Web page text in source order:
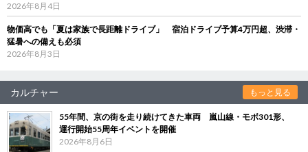
2026年8月4日
物価高でも「夏は家族で長距離ドライブ」 宿泊ドライブ予算4万円超、渋滞・
猛暑への備えも必須
2026年8月3日
カルチャー もっと見る
55年間、京の街を走り続けてきた車両 嵐山線・モボ301形、
運行開始55周年イベントを開催
2026年8月6日